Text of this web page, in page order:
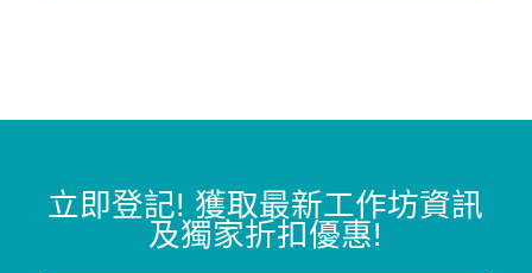
立即登記! 獲取最新工作坊資訊
及獨家折扣優惠!